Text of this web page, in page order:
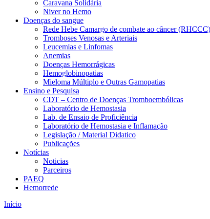
Caravana Solidária
Niver no Hemo
Doenças do sangue
Rede Hebe Camargo de combate ao câncer (RHCCC)
Tromboses Venosas e Arteriais
Leucemias e Linfomas
Anemias
Doenças Hemorrágicas
Hemoglobinopatias
Mieloma Múltiplo e Outras Gamopatias
Ensino e Pesquisa
CDT – Centro de Doenças Tromboembólicas
Laboratório de Hemostasia
Lab. de Ensaio de Proficiência
Laboratório de Hemostasia e Inflamação
Legislação / Material Didatico
Publicações
Notícias
Noticias
Parceiros
PAEQ
Hemorrede
Início